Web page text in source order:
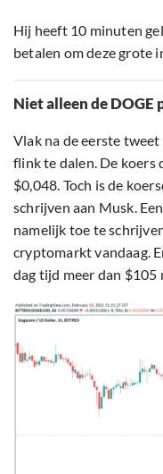
Hij heeft 10 minuten
betalen om deze grote
Niet alleen de DOGE
Vlak na de eerste
flink te dalen. De koers
$0,048. Toch is de
schrijven aan Musk.
namelijk toe te
cryptomarkt vandaag.
dag tijd meer dan $105